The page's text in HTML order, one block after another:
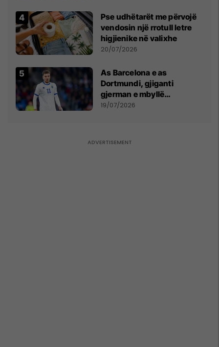
Pse udhëtarët me përvojë
vendosin një rrotull letre
higjienike në valixhe
20/07/2026
As Barcelona e as
Dortmundi, gjiganti
gjerman e mbyllë
marrëveshjen për Fisnik
19/07/2026